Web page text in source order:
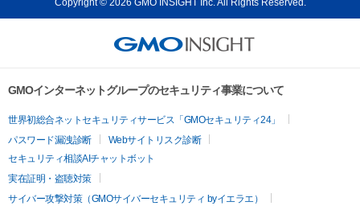
Copyright © 2026 GMO INSIGHT Inc. All Rights Reserved.
GMOインターネットグループのセキュリティ事業について
世界初総合ネットセキュリティサービス「GMOセキュリティ24」
パスワード漏洩診断
Webサイトリスク診断
セキュリティ相談AIチャットボット
実在証明・盗聴対策
サイバー攻撃対策（GMOサイバーセキュリティ byイエラエ）